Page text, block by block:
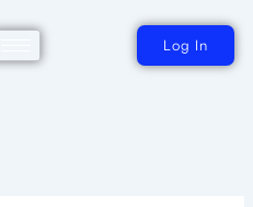
Log In